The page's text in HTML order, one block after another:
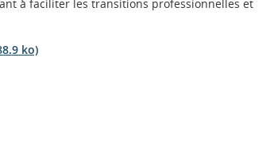
à faciliter les transitions professionnelles et
ko)